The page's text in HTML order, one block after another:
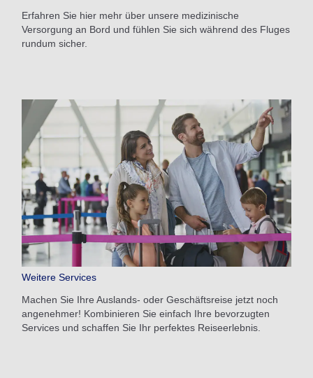
Erfahren Sie hier mehr über unsere medizinische
Versorgung an Bord und fühlen Sie sich während des Fluges
rundum sicher.
Weitere Services
Machen Sie Ihre Auslands- oder Geschäftsreise jetzt noch
angenehmer! Kombinieren Sie einfach Ihre bevorzugten
Services und schaffen Sie Ihr perfektes Reiseerlebnis.